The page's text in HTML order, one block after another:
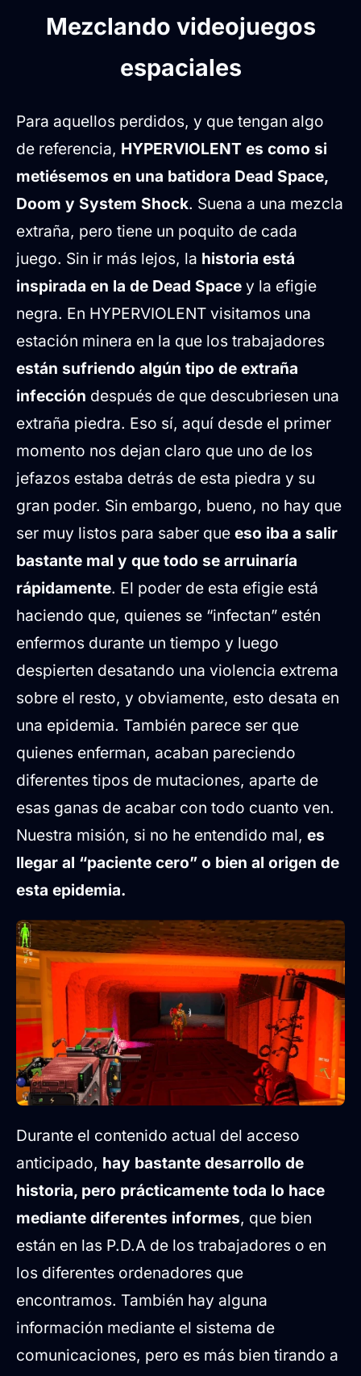
Mezclando videojuegos
espaciales
Para aquellos perdidos, y que tengan algo
de referencia, HYPERVIOLENT es como si
metiésemos en una batidora Dead Space,
Doom y System Shock. Suena a una mezcla
extraña, pero tiene un poquito de cada
juego. Sin ir más lejos, la historia está
inspirada en la de Dead Space y la efigie
negra. En HYPERVIOLENT visitamos una
estación minera en la que los trabajadores
están sufriendo algún tipo de extraña
infección después de que descubriesen una
extraña piedra. Eso sí, aquí desde el primer
momento nos dejan claro que uno de los
jefazos estaba detrás de esta piedra y su
gran poder. Sin embargo, bueno, no hay que
ser muy listos para saber que eso iba a salir
bastante mal y que todo se arruinaría
rápidamente. El poder de esta efigie está
haciendo que, quienes se “infectan” estén
enfermos durante un tiempo y luego
despierten desatando una violencia extrema
sobre el resto, y obviamente, esto desata en
una epidemia. También parece ser que
quienes enferman, acaban pareciendo
diferentes tipos de mutaciones, aparte de
esas ganas de acabar con todo cuanto ven.
Nuestra misión, si no he entendido mal, es
llegar al “paciente cero” o bien al origen de
esta epidemia.
Durante el contenido actual del acceso
anticipado, hay bastante desarrollo de
historia, pero prácticamente toda lo hace
mediante diferentes informes, que bien
están en las P.D.A de los trabajadores o en
los diferentes ordenadores que
encontramos. También hay alguna
información mediante el sistema de
comunicaciones, pero es más bien tirando a